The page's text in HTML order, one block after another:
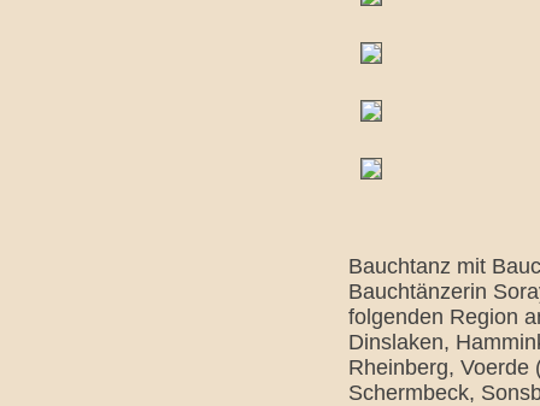
Bauchtanz mit
Bauchtänzerin
folgenden Region
Dinslaken,
Rheinberg,
Schermbeck,